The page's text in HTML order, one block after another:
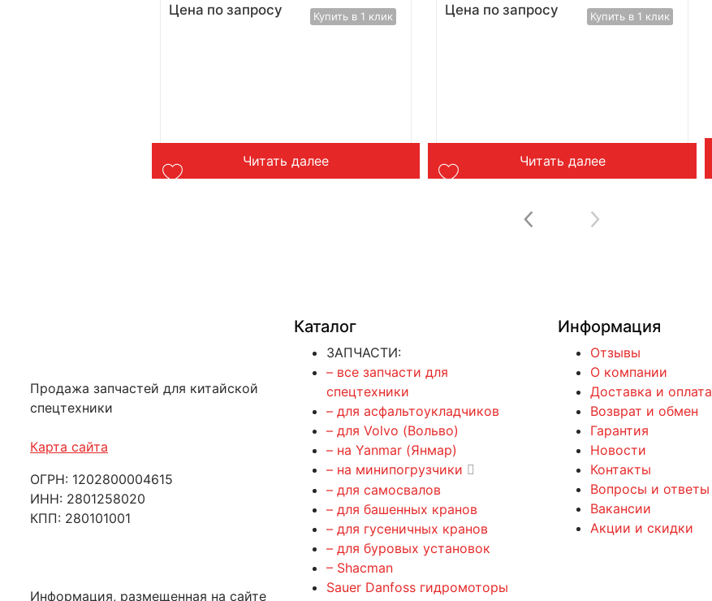
Цена по запросу Купить в 1 клик
Читать далее
Цена по запросу Купить в 1 клик
Читать далее
Продажа запчастей для китайской
спецтехники
Карта сайта
ОГРН: 1202800004615
ИНН: 2801258020
КПП: 280101001
Информация, размещенная на сайте
Каталог
ЗАПЧАСТИ:
– все запчасти для
спецтехники
– для асфальтоукладчиков
– для Volvo (Вольво)
– на Yanmar (Янмар)
– на минипогрузчики
– для самосвалов
– для башенных кранов
– для гусеничных кранов
– для буровых установок
– Shacman
Sauer Danfoss гидромоторы
Информация
Отзывы
О компании
Доставка и оплата
Возврат и обмен
Гарантия
Новости
Контакты
Вопросы и ответы
Вакансии
Акции и скидки